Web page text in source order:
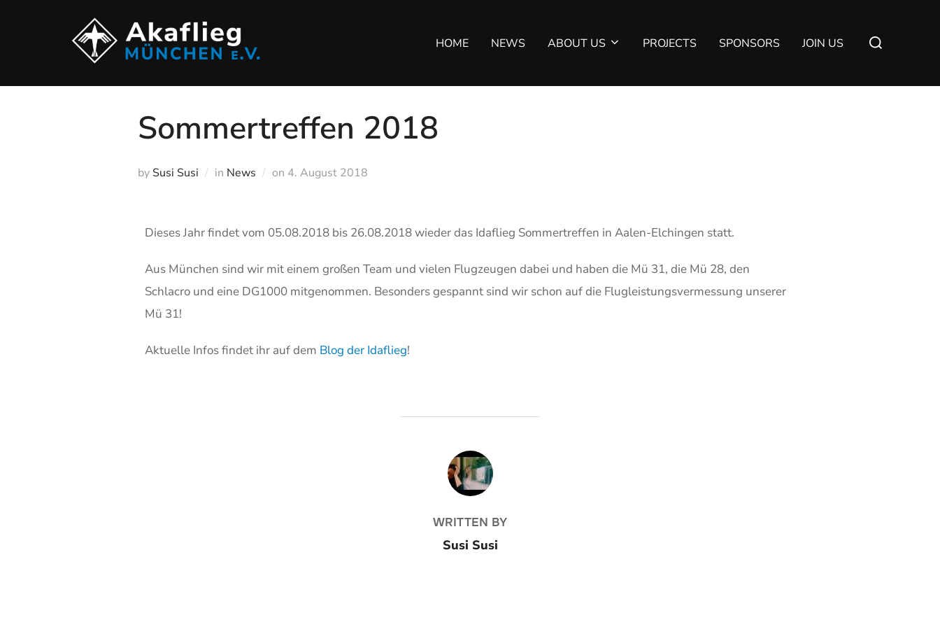
HOME NEWS ABOUT US PROJECTS SPONSORS JOIN US
Sommertreffen 2018
by Susi Susi in News on 4. August 2018
Dieses Jahr findet vom 05.08.2018 bis 26.08.2018 wieder das Idaflieg Sommertreffen in Aalen-Elchingen statt.
Aus München sind wir mit einem großen Team und vielen Flugzeugen dabei und haben die Mü 31, die Mü 28, den
Schlacro und eine DG1000 mitgenommen. Besonders gespannt sind wir schon auf die Flugleistungsvermessung unserer
Mü 31!
Aktuelle Infos findet ihr auf dem Blog der Idaflieg!
BEITRAGSAUTOR
WRITTEN BY
Susi Susi